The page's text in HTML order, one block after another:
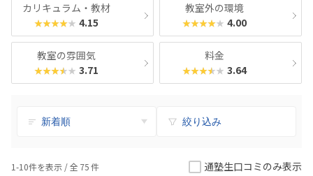
カリキュラム・教材
★★★★★ 4.15
教室外の環境
★★★★★ 4.00
教室の雰囲気
★★★★★ 3.71
料金
★★★★★ 3.64
絞り込み
1-10件を表示 / 全 75件 通塾生口コミのみ表示